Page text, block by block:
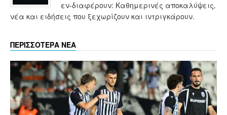
εν-διαφέρουν: Καθημερινές αποκαλύψεις,
νέα και ειδήσεις που ξεχωρίζουν και ιντριγκάρουν.
ΠΕΡΙΣΣΟΤΕΡΑ ΝΕΑ